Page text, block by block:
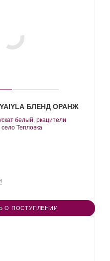
БЛЕНД ОРАНЖ
белый, ркацители.
село Тепловка
О ПОСТУПЛЕНИИ